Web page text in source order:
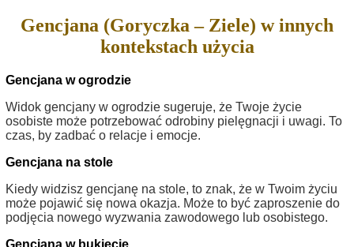
Gencjana (Goryczka – Ziele) w innych
kontekstach użycia
Gencjana w ogrodzie
Widok gencjany w ogrodzie sugeruje, że Twoje życie
osobiste może potrzebować odrobiny pielęgnacji i uwagi. To
czas, by zadbać o relacje i emocje.
Gencjana na stole
Kiedy widzisz gencjanę na stole, to znak, że w Twoim życiu
może pojawić się nowa okazja. Może to być zaproszenie do
podjęcia nowego wyzwania zawodowego lub osobistego.
Gencjana w bukiecie